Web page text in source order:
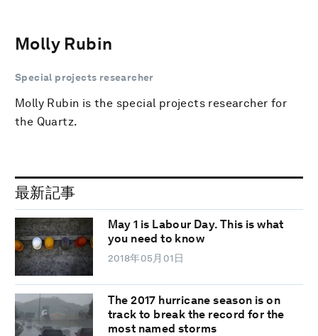
Molly Rubin
Special projects researcher
Molly Rubin is the special projects researcher for
the Quartz.
最新記事
May 1 is Labour Day. This is what
you need to know
2018年05月01日
The 2017 hurricane season is on
track to break the record for the
most named storms